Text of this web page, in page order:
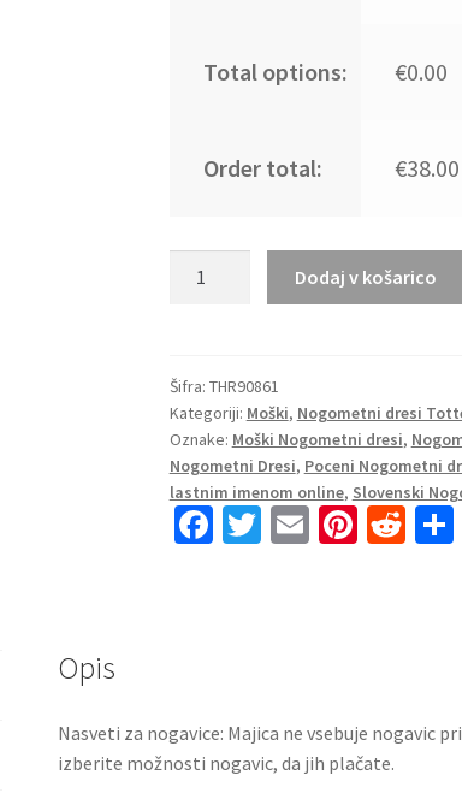
Total options: €0.00
Order total: €38.00
Hotspur
Tretji
2023
Kratek
Rokav
+
Dodaj v košarico
Šifra: THR90861
Kategoriji: Moški, Nogometni dresi
Oznake: Moški Nogometni dresi,
Nogometni Dresi, Poceni Nogometni
lastnim imenom online, Slovenski
Fa
k
T E Pi R S
Opis
Nasveti za nogavice: Majica ne vsebuje nogavic
izberite možnosti nogavic, da jih plačate.